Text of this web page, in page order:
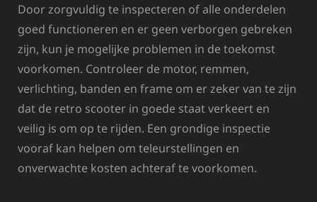
Door zorgvuldig te inspecteren of alle onderdelen
goed functioneren en er geen verborgen gebreken
zijn, kun je mogelijke problemen in de toekomst
voorkomen. Controleer de motor, remmen,
verlichting, banden en frame om er zeker van te zijn
dat de retro scooter in goede staat verkeert en
veilig is om op te rijden. Een grondige inspectie
vooraf kan helpen om teleurstellingen en
onverwachte kosten achteraf te voorkomen.